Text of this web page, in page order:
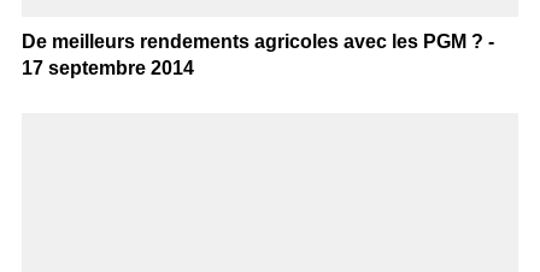
De meilleurs rendements agricoles avec les PGM ? -
17 septembre 2014